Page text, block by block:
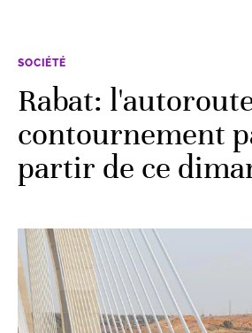
SOCIÉTÉ
Rabat:
contournement
partir de ce